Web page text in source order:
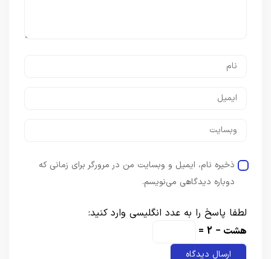
ذخیره نام، ایمیل و وبسایت من در مرورگر برای زمانی که
دوباره دیدگاهی می‌نویسم.
لطفا پاسخ را به عدد انگلیسی وارد کنید:
هشت − 2 =